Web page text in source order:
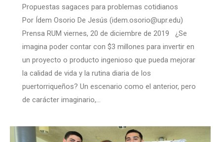
Propuestas sagaces para problemas cotidianos
Por Ídem Osorio De Jesús (idem.osorio@upr.edu)
Prensa RUM viernes, 20 de diciembre de 2019 ¿Se
imagina poder contar con $3 millones para invertir en
un proyecto o producto ingenioso que pueda mejorar
la calidad de vida y la rutina diaria de los
puertorriqueños? Un escenario como el anterior, pero
de carácter imaginario,…